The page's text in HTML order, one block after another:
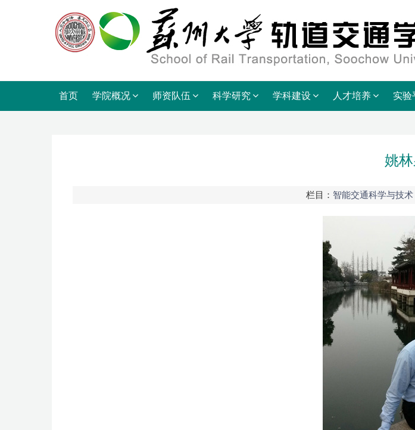
首页 学院概况 师资队伍 科学研究 学科建设 人才培养 实验
姚林
栏目： 智能交通科学与技术